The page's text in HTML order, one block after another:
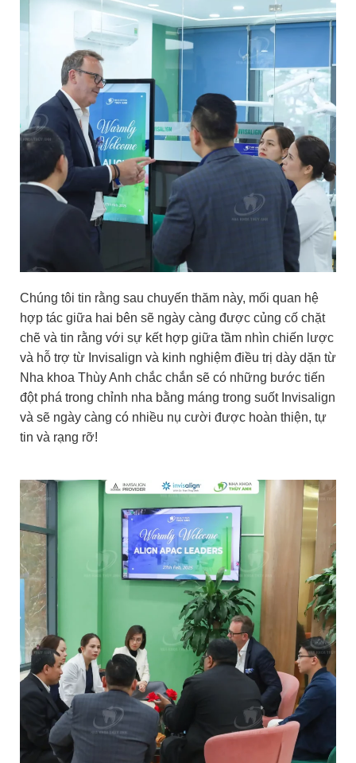
Chúng tôi tin rằng sau chuyến thăm này, mối quan hệ
hợp tác giữa hai bên sẽ ngày càng được củng cố chặt
chẽ và tin rằng với sự kết hợp giữa tầm nhìn chiến lược
và hỗ trợ từ Invisalign và kinh nghiệm điều trị dày dặn từ
Nha khoa Thùy Anh chắc chắn sẽ có những bước tiến
đột phá trong chỉnh nha bằng máng trong suốt Invisalign
và sẽ ngày càng có nhiều nụ cười được hoàn thiện, tự
tin và rạng rỡ!